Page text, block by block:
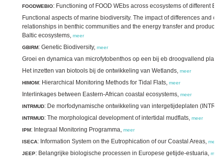
FOODWEBIO: Functioning of FOOD WEbs across ecosystems of different
Functional aspects of marine biodiversity. The impact of differences and
relationships in benthic communities and the energy transfer and
Baltic ecosystems, meer
GBIRM: Genetic Biodiversity, meer
Groei en dynamica van microfytobenthos op een bij eb droogvallend plat
Het inzetten van biotools bij de ontwikkeling van Wetlands, meer
HIMOM: Hierarchical Monitoring Methods for Tidal Flats, meer
Interlinkages between Eastern-African coastal ecosystems, meer
INTRMUD: De morfodynamische ontwikkeling van intergetijdeplaten
INTRMUD: The morphological development of intertidal mudflats, meer
IPM: Integraal Monitoring Programma, meer
ISECA: Information System on the Eutrophication of our Coastal Areas, meer
JEEP: Belangrijke biologische processen in Europese getijde-estuaria,